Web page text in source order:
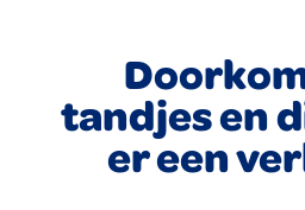
tandjes en
er een